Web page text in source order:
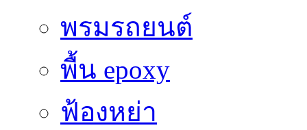
พรมรถยนต์
พื้น epoxy
ฟ้องหย่า